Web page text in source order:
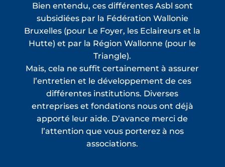
Bien entendu, ces différentes Asbl sont
subsidiées par la Fédération Wallonie
Bruxelles (pour Le Foyer, les Eclaireurs et la
Hutte) et par la Région Wallonne (pour le
Triangle).
Mais, cela ne suffit certainement à assurer
l’entretien et le développement de ces
différentes institutions. Diverses
entreprises et fondations nous ont déjà
apporté leur aide. D’avance merci de
l’attention que vous porterez à nos
associations.